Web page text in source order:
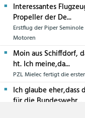
Interessantes
Propeller der De...
Erstflug der Piper
Motoren
Moin aus Schiffdorf,
ht. Ich meine,da...
PZL Mielec fertigt die
Ich glaube eher,dass
für die Bundeswehr...